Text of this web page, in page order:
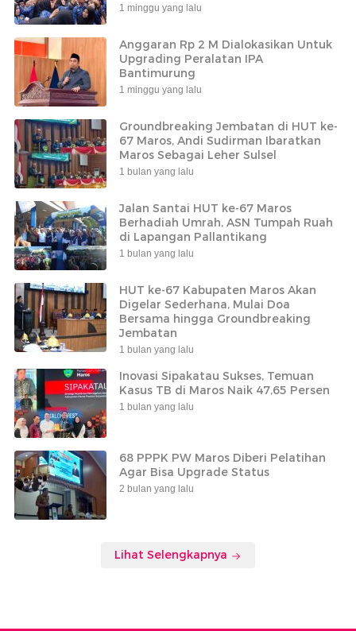
1 minggu yang lalu
Anggaran Rp 2 M Dialokasikan Untuk
Upgrading Peralatan IPA
Bantimurung
1 minggu yang lalu
Groundbreaking Jembatan di HUT ke-
67 Maros, Andi Sudirman Ibaratkan
Maros Sebagai Leher Sulsel
1 bulan yang lalu
Jalan Santai HUT ke-67 Maros
Berhadiah Umrah, ASN Tumpah Ruah
di Lapangan Pallantikang
1 bulan yang lalu
HUT ke-67 Kabupaten Maros Akan
Digelar Sederhana, Mulai Doa
Bersama hingga Groundbreaking
Jembatan
1 bulan yang lalu
Inovasi Sipakatau Sukses, Temuan
Kasus TB di Maros Naik 47,65 Persen
1 bulan yang lalu
68 PPPK PW Maros Diberi Pelatihan
Agar Bisa Upgrade Status
2 bulan yang lalu
Lihat Selengkapnya